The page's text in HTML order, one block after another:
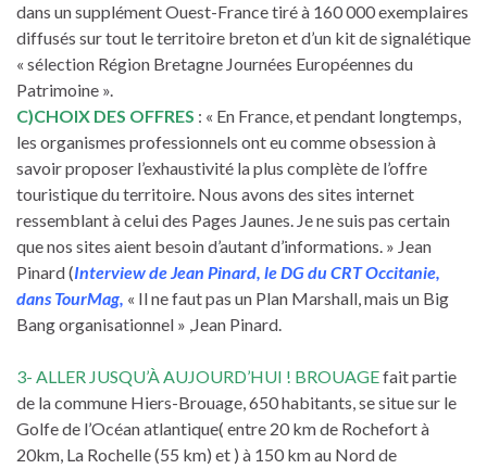
dans un supplément Ouest-France tiré à 160 000 exemplaires
diffusés sur tout le territoire breton et d’un kit de signalétique
« sélection Région Bretagne Journées Européennes du
Patrimoine ».
C)CHOIX DES OFFRES : « En France, et pendant longtemps,
les organismes professionnels ont eu comme obsession à
savoir proposer l’exhaustivité la plus complète de l’offre
touristique du territoire. Nous avons des sites internet
ressemblant à celui des Pages Jaunes. Je ne suis pas certain
que nos sites aient besoin d’autant d’informations. » Jean
Pinard (Interview de Jean Pinard, le DG du CRT Occitanie,
dans TourMag, « Il ne faut pas un Plan Marshall, mais un Big
Bang organisationnel » ,Jean Pinard.
3- ALLER JUSQU’À AUJOURD’HUI ! BROUAGEfait partie
de la commune Hiers-Brouage, 650 habitants, se situe sur le
Golfe de l’Océan atlantique( entre 20 km de Rochefort à
20km, La Rochelle (55 km) et ) à 150 km au Nord de